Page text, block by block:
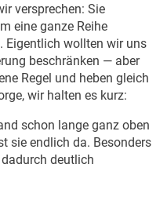
Regeln.
ist, sollte unbedingt einen
versprechen: Sie
eine ganze Reihe
Eigentlich wollten wir uns
beschränken — aber
Regel und heben gleich
wir halten es kurz:
schon lange ganz oben
sie endlich da. Besonders
deutlich